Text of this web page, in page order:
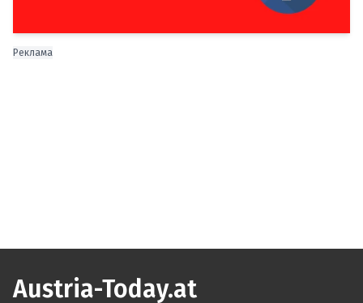
Реклама
Austria-Today.at